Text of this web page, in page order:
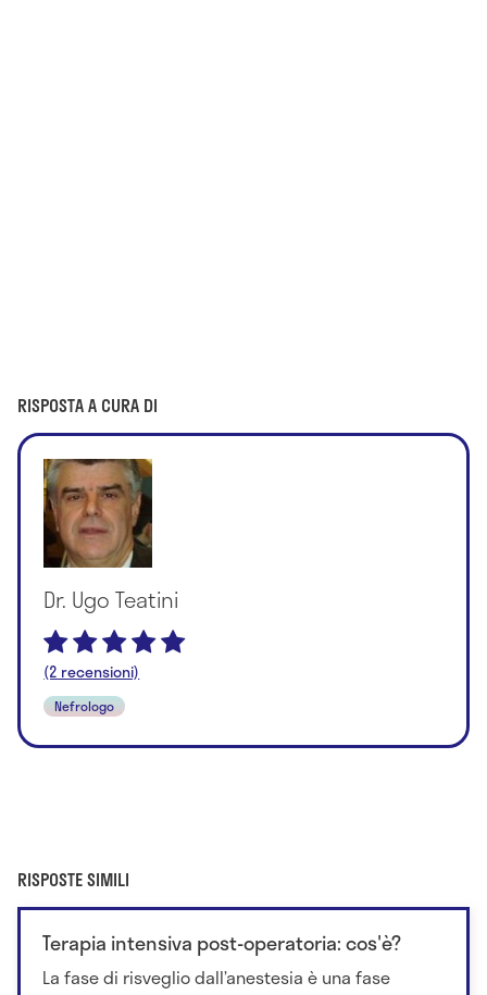
RISPOSTA A CURA DI
Dr. Ugo Teatini
(2 recensioni)
Nefrologo
RISPOSTE SIMILI
Terapia intensiva post-operatoria: cos'è?
La fase di risveglio dall’anestesia è una fase